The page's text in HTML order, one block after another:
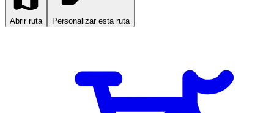
Abrir ruta Personalizar esta ruta